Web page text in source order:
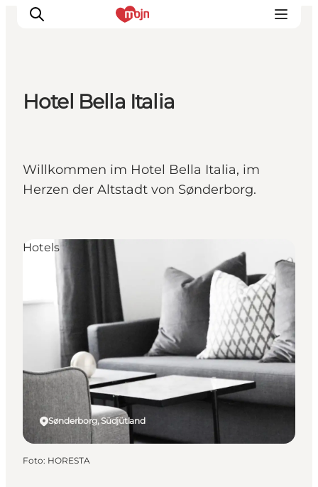
Events
Übernachtung
Hotel Bella Italia
Willkommen im Hotel Bella Italia, im
Herzen der Altstadt von Sønderborg.
Sønderborg, Südjütland
Hotels
Foto: HORESTA